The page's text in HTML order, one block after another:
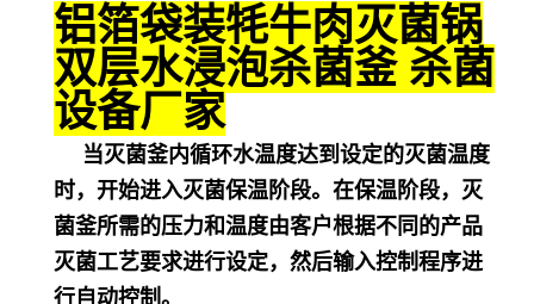
铝箔袋装牦牛肉灭菌锅
双层水浸泡杀菌釜 杀菌
设备厂家
当灭菌釜内循环水温度达到设定的灭菌温度
时，开始进入灭菌保温阶段。在保温阶段，灭
菌釜所需的压力和温度由客户根据不同的产品
灭菌工艺要求进行设定，然后输入控制程序进
行自动控制。